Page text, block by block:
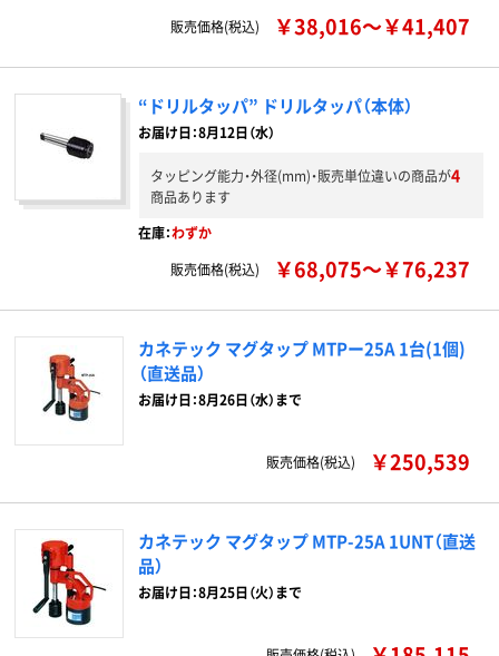
販売価格(税込)
￥38,016～￥41,407
“ドリルタッパ” ドリルタッパ（本体）
お届け日：8月12日（水）
タッピング能力・外径(mm)・販売単位違いの商品が4
商品あります
在庫：わずか
販売価格(税込)
￥68,075～￥76,237
カネテック マグタップ MTPー25A 1台(1個)
（直送品）
お届け日：8月26日（水）まで
販売価格(税込) ￥250,539
カネテック マグタップ MTP-25A 1UNT（直送
品）
お届け日：8月25日（火）まで